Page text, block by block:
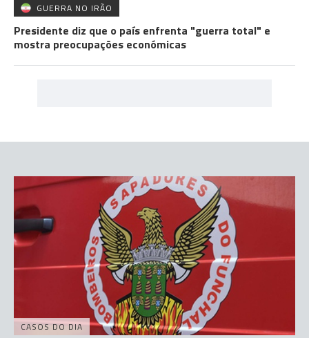
GUERRA NO IRÃO
Presidente diz que o país enfrenta "guerra total" e
mostra preocupações económicas
CASOS DO DIA